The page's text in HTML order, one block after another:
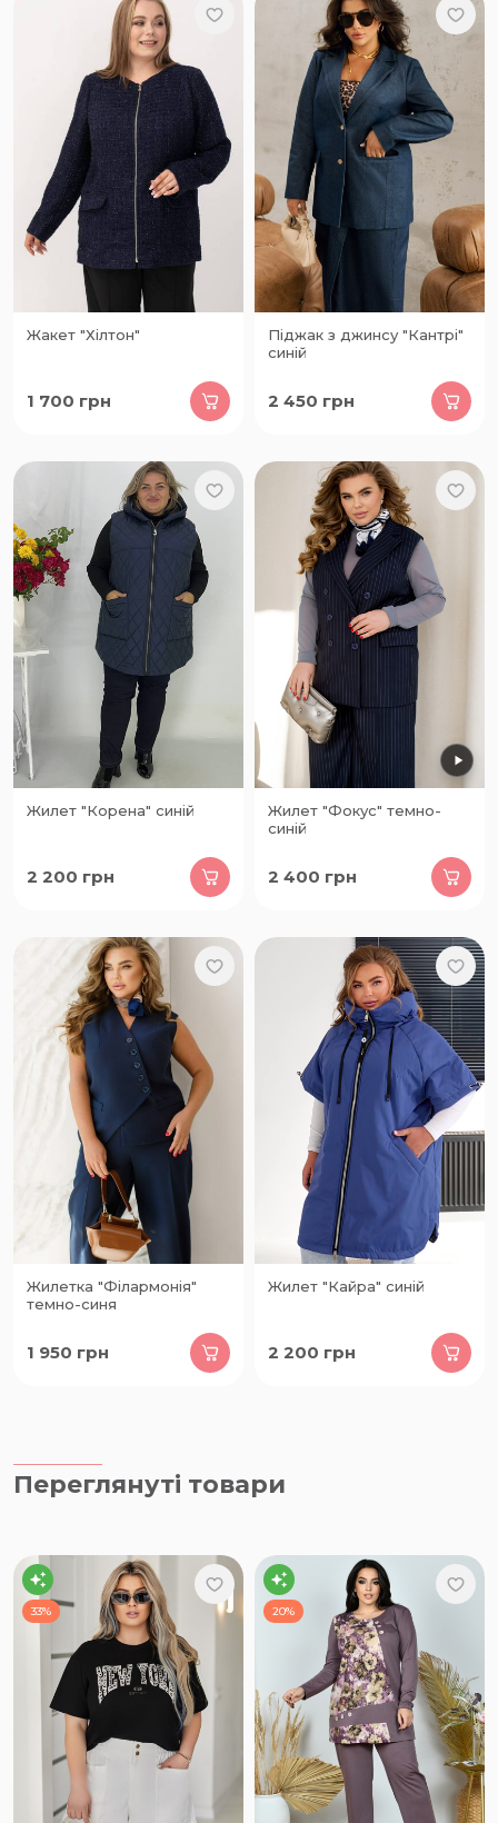
Жакет "Хілтон"
1 700 грн
Піджак з джинсу "Кантрі"
синій
2 450 грн
Жилет "Корена" синій
2 200 грн
Жилет "Фокус" темно-
синій
2 400 грн
Жилетка "Філармонія"
темно-синя
1 950 грн
Жилет "Кайра" синій
2 200 грн
Переглянуті товари
33% 20%